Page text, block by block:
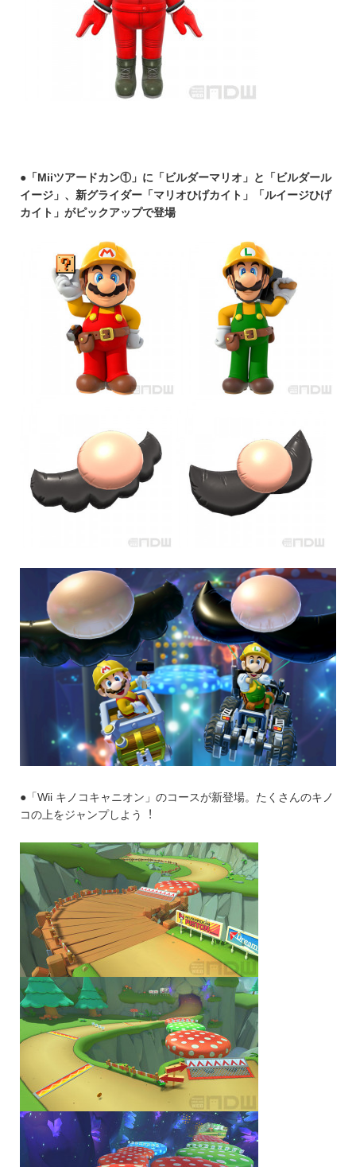
●「Miiツアードカン①」に「ビルダーマリオ」と「ビルダール
イージ」、新グライダー「マリオひげカイト」「ルイージひげ
カイト」がピックアップで登場
●「Wii キノコキャニオン」のコースが新登場。たくさんのキノ
コの上をジャンプしよう︕